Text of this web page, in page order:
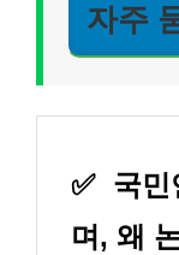
자주
✅ 국민
며, 왜